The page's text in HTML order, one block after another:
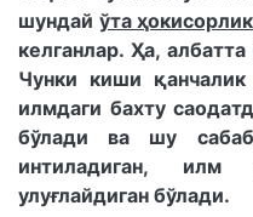
шундай ўта
келганлар. Ҳа,
Чунки киши қанчалик
илмдаги бахту
бўлади ва шу
интиладиган,
улуғлайдиган бўлади.